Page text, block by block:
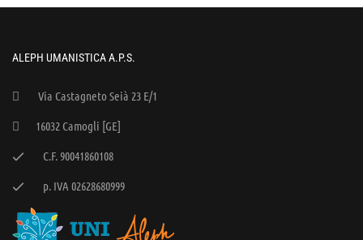
ALEPH UMANISTICA A.P.S.
Via Castagneto Seià 23 E/1
16032 Camogli [GE]
C.F. 90041860108
p. IVA 02628680999